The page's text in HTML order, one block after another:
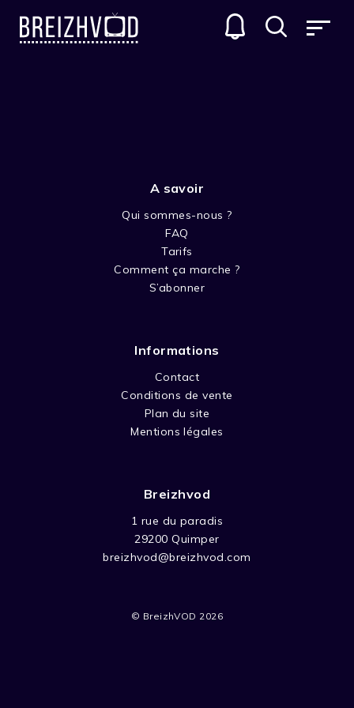
BARBE-ROUGE
du Faucon Noir, son navire, il écume les
océans avec à ses côtés son fils adoptif, Eric
ainsi que la belle Constance, sans oublier ses
fidèles compagnons Baba et Triple Patte.
A savoir
Qui sommes-nous ?
FAQ
Tarifs
Comment ça marche ?
S’abonner
Informations
Contact
Conditions de vente
Plan du site
Mentions légales
Breizhvod
1 rue du paradis
29200 Quimper
breizhvod@breizhvod.com
© BreizhVOD 2026